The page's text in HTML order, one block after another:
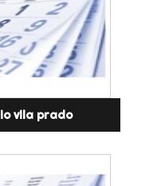
vila prado